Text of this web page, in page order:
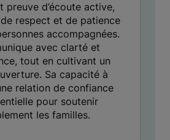
preuve d’écoute active,
de respect et de patience
accompagnées.
avec clarté et
tout en cultivant un
Sa capacité à
relation de confiance
pour soutenir
les familles.